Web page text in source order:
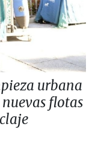
urbana
flotas